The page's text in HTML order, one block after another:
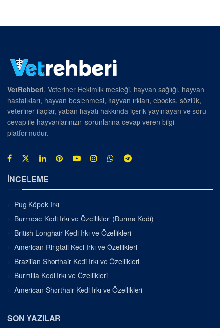
VetRehberi, Veteriner Hekimlik mesleği, hayvan sağlığı, hayvan
hastalıkları, hayvan beslenmesi, hayvan ırkları, ebooks, sözlük,
veteriner ilaçlar, yaban hayatı hakkında içerik yayınlayan ve soru-
cevap ile hayvanlarınızın sorunlarına cevap veren bilgi
platformudur.
İNCELEME
Pug Köpek Irkı
Burmese Kedi Irkı ve Özellikleri (Burma Kedi)
British Longhair Kedi Irkı ve Özellikleri
American Ringtail Kedi Irkı ve Özellikleri
Brazilian Shorthair Kedi Irkı ve Özellikleri
Burmilla Kedi Irkı ve Özellikleri
American Shorthair Kedi Irkı ve Özellikleri
SON YAZILAR